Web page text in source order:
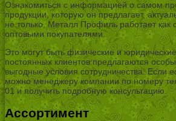
Ознакомиться с информацией о самом
продукции, которую он предлагает,
не только. Металл Профиль работает как
оптовыми покупателями.
Это могут быть физические и
постоянных клиентов предлагаются
выгодные условия сотрудничества. Если
можно менеджеру компании по номеру
01 и получить подробную консультацию.
Ассортимент